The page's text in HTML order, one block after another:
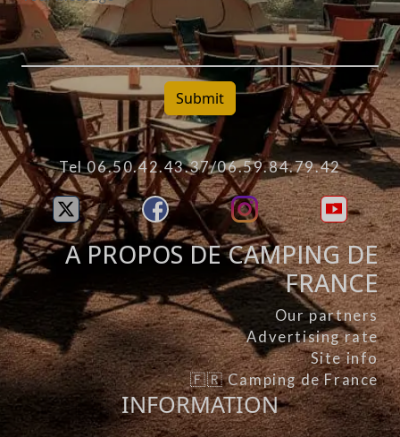
Submit
Tel 06.50.42.43.37/06.59.84.79.42
A PROPOS DE CAMPING DE
FRANCE
Our partners
Advertising rate
Site info
🇫🇷 Camping de France
INFORMATION